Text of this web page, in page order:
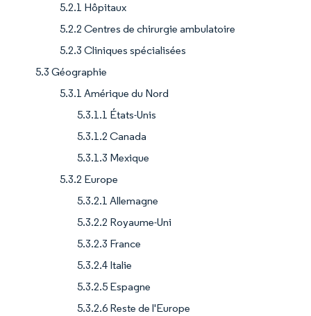
5.2.1 Hôpitaux
5.2.2 Centres de chirurgie ambulatoire
5.2.3 Cliniques spécialisées
5.3 Géographie
5.3.1 Amérique du Nord
5.3.1.1 États-Unis
5.3.1.2 Canada
5.3.1.3 Mexique
5.3.2 Europe
5.3.2.1 Allemagne
5.3.2.2 Royaume-Uni
5.3.2.3 France
5.3.2.4 Italie
5.3.2.5 Espagne
5.3.2.6 Reste de l'Europe